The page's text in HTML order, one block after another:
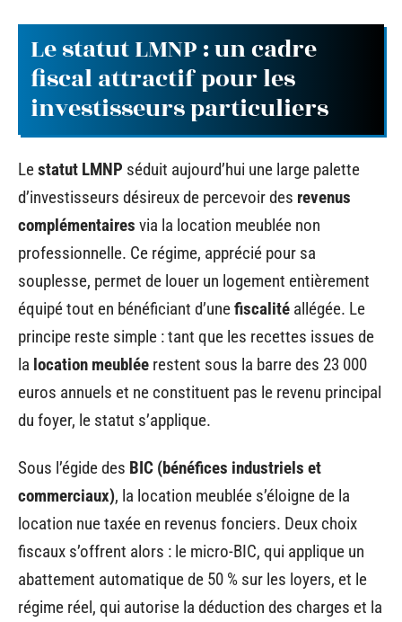
Le statut LMNP : un cadre
fiscal attractif pour les
investisseurs particuliers
Lestatut LMNP séduit aujourd’hui une large palette
d’investisseurs désireux de percevoir des revenus
complémentaires via la location meublée non
professionnelle. Ce régime, apprécié pour sa
souplesse, permet de louer un logement entièrement
équipé tout en bénéficiant d’unefiscalité allégée. Le
principe reste simple : tant que les recettes issues de
la location meublée restent sous la barre des 23 000
euros annuels et ne constituent pas le revenu principal
du foyer, le statut s’applique.
Sous l’égide des BIC (bénéfices industriels et
commerciaux), la location meublée s’éloigne de la
location nue taxée en revenus fonciers. Deux choix
fiscaux s’offrent alors : le micro-BIC, qui applique un
abattement automatique de 50 % sur les loyers, et le
régime réel, qui autorise la déduction des charges et la